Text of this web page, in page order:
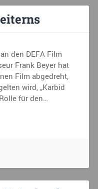
den DEFA Film
Frank Beyer hat
Film abgedreht,
wird, „Karbid
für den…